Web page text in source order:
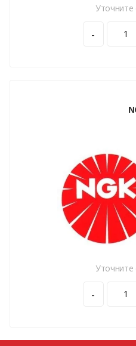
Уточните
-
Уточните
-